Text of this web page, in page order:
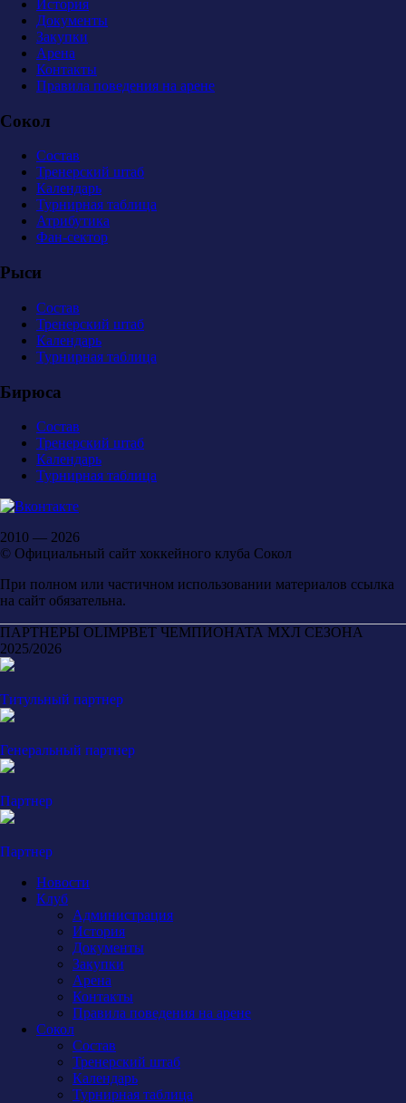
История
Документы
Закупки
Арена
Контакты
Правила поведения на арене
Сокол
Состав
Тренерский штаб
Календарь
Турнирная таблица
Атрибутика
Фан-сектор
Рыси
Состав
Тренерский штаб
Календарь
Турнирная таблица
Бирюса
Состав
Тренерский штаб
Календарь
Турнирная таблица
2010 — 2026
© Официальный сайт хоккейного клуба Сокол
При полном или частичном использовании материалов ссылка
на сайт обязательна.
ПАРТНЕРЫ OLIMPBET ЧЕМПИОНАТА МХЛ СЕЗОНА
2025/2026
Титульный партнер
Генеральный партнер
Партнер
Партнер
Новости
Клуб
Администрация
История
Документы
Закупки
Арена
Контакты
Правила поведения на арене
Сокол
Состав
Тренерский штаб
Календарь
Турнирная таблица